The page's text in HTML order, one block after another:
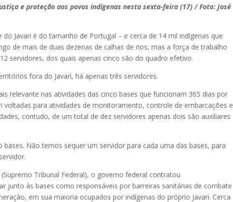
e proteção aos povos indígenas nesta sexta-feira (17) / Foto: José
Javari é do tamanho de Portugal – e cerca de 14 mil indígenas que
de mais de duas dezenas de calhas de rios, mas a força de trabalho
servidores, dos quais apenas cinco são do quadro efetivo.
fora do Javari, há apenas três servidores.
relevante nas atividades das cinco bases que funcionam 365 dias por
para atividades de monitoramento, controle de embarcações e
contudo, de um total de dez servidores apenas dois são auxiliares
bases. Não temos sequer um servidor para cada uma das bases, para
Tribunal Federal), o governo federal contratou
junto às bases como responsáveis por barreiras sanitárias de combate
em sua maioria ocupados por indígenas do próprio Javari. Cerca